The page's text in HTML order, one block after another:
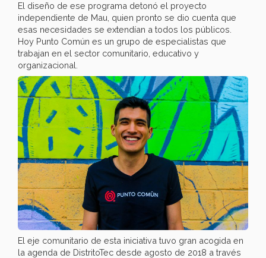
El diseño de ese programa detonó el proyecto
independiente de Mau, quien pronto se dio cuenta que
esas necesidades se extendían a todos los públicos.
Hoy Punto Común es un grupo de especialistas que
trabajan en el sector comunitario, educativo y
organizacional.
El eje comunitario de esta iniciativa tuvo gran acogida en
la agenda de DistritoTec desde agosto de 2018 a través